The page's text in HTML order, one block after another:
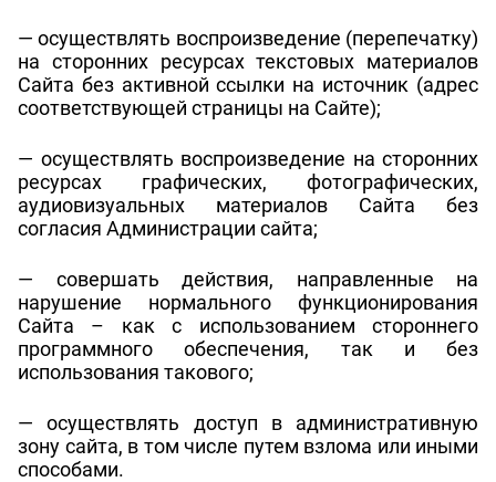
— осуществлять воспроизведение (перепечатку)
на сторонних ресурсах текстовых материалов
Сайта без активной ссылки на источник (адрес
соответствующей страницы на Сайте);
— осуществлять воспроизведение на сторонних
ресурсах графических, фотографических,
аудиовизуальных материалов Сайта без
согласия Администрации сайта;
— совершать действия, направленные на
нарушение нормального функционирования
Сайта – как с использованием стороннего
программного обеспечения, так и без
использования такового;
— осуществлять доступ в административную
зону сайта, в том числе путем взлома или иными
способами.